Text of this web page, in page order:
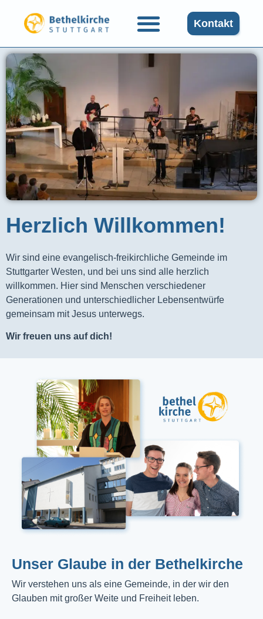
Kontakt
Herzlich Willkommen!
Wir sind eine evangelisch-freikirchliche Gemeinde im
Stuttgarter Westen, und bei uns sind alle herzlich
willkommen. Hier sind Menschen verschiedener
Generationen und unterschiedlicher Lebensentwürfe
gemeinsam mit Jesus unterwegs.
Wir freuen uns auf dich!
Unser Glaube in der Bethelkirche
Wir verstehen uns als eine Gemeinde, in der wir den
Glauben mit großer Weite und Freiheit leben.